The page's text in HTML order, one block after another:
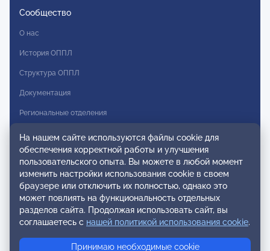
Сообщество
О нас
История ОППЛ
Структура ОППЛ
Документация
Региональные отделения
Комитеты
Модальности
Вступление в ОППЛ
Реестры
Реестр наблюдательных членов
Реестр консультативных членов
На нашем сайте используются файлы cookie для
обеспечения корректной работы и улучшения
пользовательского опыта. Вы можете в любой момент
изменить настройки использования cookie в своем
браузере или отключить их полностью, однако это
может повлиять на функциональность отдельных
разделов сайта. Продолжая использовать сайт, вы
соглашаетесь с нашей политикой использования cookie.
Принимаю необходимые cookie